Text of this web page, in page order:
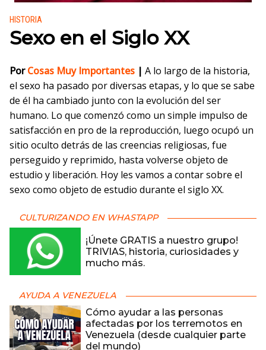
Publicado en:
HISTORIA
Sexo en el Siglo XX
PorCosas Muy Importantes | A lo largo de la historia,
el sexo ha pasado por diversas etapas, y lo que se sabe
de él ha cambiado junto con la evolución del ser
humano. Lo que comenzó como un simple impulso de
satisfacción en pro de la reproducción, luego ocupó un
sitio oculto detrás de las creencias religiosas, fue
perseguido y reprimido, hasta volverse objeto de
estudio y liberación. Hoy les vamos a contar sobre el
sexo como objeto de estudio durante el siglo XX.
CULTURIZANDO EN WHASTAPP
¡Únete GRATIS a nuestro grupo!
TRIVIAS, historia, curiosidades y
mucho más.
AYUDA A VENEZUELA
Cómo ayudar a las personas
afectadas por los terremotos en
Venezuela (desde cualquier parte
del mundo)